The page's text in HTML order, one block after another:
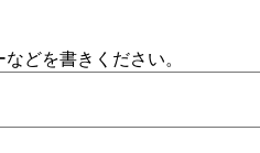
どを書きください。